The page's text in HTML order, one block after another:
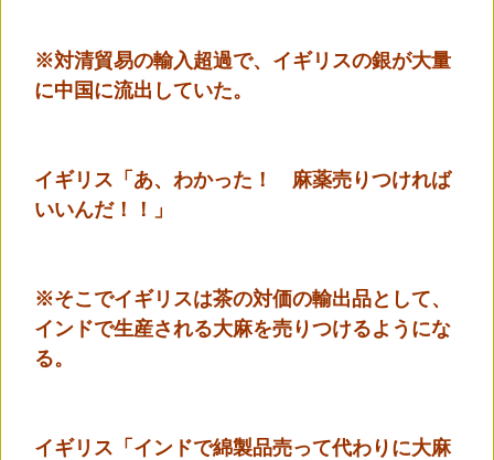
※対清貿易の輸入超過で、イギリスの銀が大量
に中国に流出していた。
イギリス「あ、わかった！ 麻薬売りつければ
いいんだ！！」
※そこでイギリスは茶の対価の輸出品として、
インドで生産される大麻を売りつけるようにな
る。
イギリス「インドで綿製品売って代わりに大麻